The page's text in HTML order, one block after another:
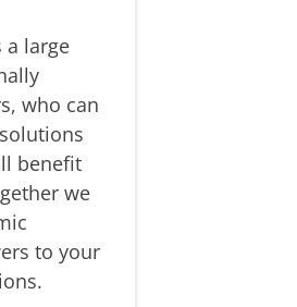
a large
who can
benefit
we
to your